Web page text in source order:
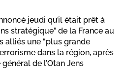
jeudi qu’il était prêt à
stratégique” de la France au
alliés une “plus grande
dans la région, après
de l’Otan Jens